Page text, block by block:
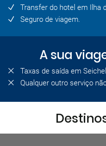
Transfer do hotel em Ilha
Seguro de viagem.
A sua
Taxas de saída em
Qualquer outro serviço